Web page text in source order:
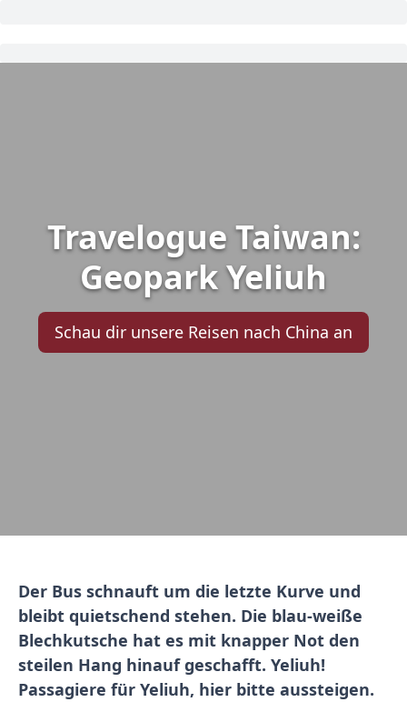
Travelogue Taiwan:
Geopark Yeliuh
Schau dir unsere Reisen nach China an
Der Bus schnauft um die letzte Kurve und
bleibt quietschend stehen. Die blau-weiße
Blechkutsche hat es mit knapper Not den
steilen Hang hinauf geschafft. Yeliuh!
Passagiere für Yeliuh, hier bitte aussteigen.